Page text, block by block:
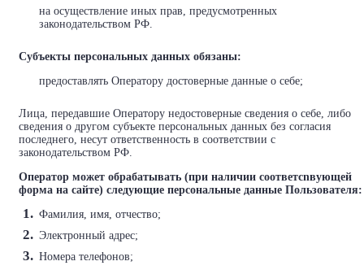
на осуществление иных прав, предусмотренных
законодательством РФ.
Субъекты персональных данных обязаны:
предоставлять Оператору достоверные данные о себе;
Лица, передавшие Оператору недостоверные сведения о себе, либо
сведения о другом субъекте персональных данных без согласия
последнего, несут ответственность в соответствии с
законодательством РФ.
Оператор может обрабатывать (при наличии соответсnвующей
форма на сайте) следующие персональные данные Пользователя:
Фамилия, имя, отчество;
Электронный адрес;
Номера телефонов;